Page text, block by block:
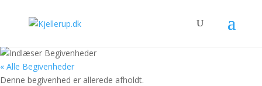
« Alle Begivenheder
Denne begivenhed er allerede afholdt.